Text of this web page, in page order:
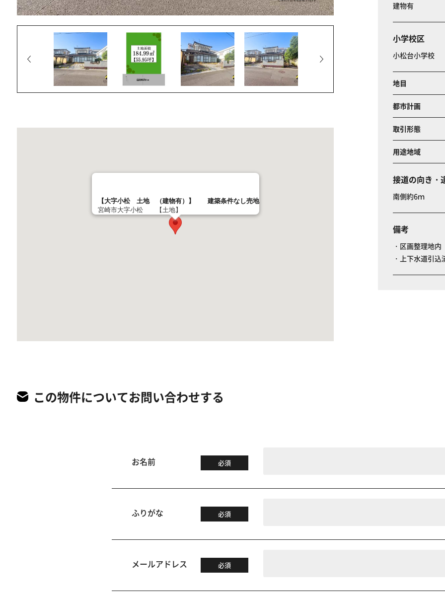
【大字小松 土地 （建物有）】 建築条件なし売地
宮崎市大字小松 【土地】
建物有
小学校区
小松台小学校
地目
都市計画
取引形態
用途地域
接道の向き・
南側約6ｍ
備考
・区画整理地内
・上下水道引込
この物件についてお問い合わせする
お名前 必須
ふりがな 必須
メールアドレス 必須